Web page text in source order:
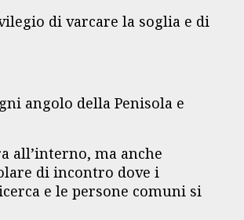
di varcare la soglia e di
angolo della Penisola e
all’interno, ma anche
di incontro dove i
e le persone comuni si